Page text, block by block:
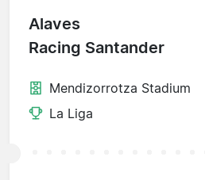
Alaves
Racing Santander
Mendizorrotza Stadium
La Liga